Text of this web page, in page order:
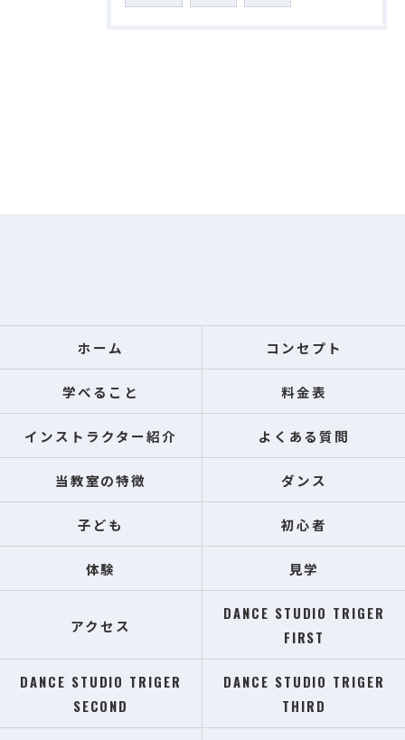
ホーム コンセプト
学べること 料金表
インストラクター紹介 よくある質問
当教室の特徴 ダンス
子ども 初心者
体験 見学
アクセス
DANCE STUDIO TRIGER
FIRST
DANCE STUDIO TRIGER
SECOND
DANCE STUDIO TRIGER
THIRD